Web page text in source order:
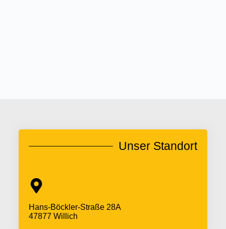
Unser Standort
Hans-Böckler-Straße 28A
47877 Willich